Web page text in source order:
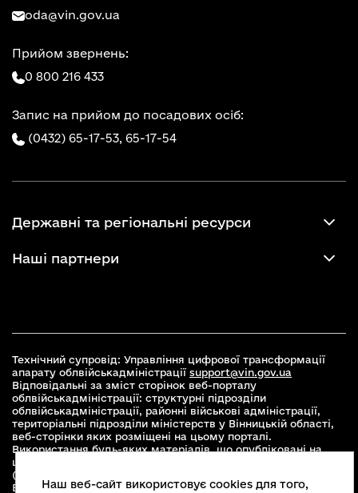
oda@vin.gov.ua
Прийом звернень:
0 800 216 433
Запис на прийом до посадових осіб:
(0432) 65-17-53, 65-17-54
Державні та регіональні ресурси
Наші партнери
Технічний супровід: Управління цифрової трансформації
апарату облвійськадміністрації support@vin.gov.ua
Відповідальні за зміст сторінок веб-порталу
облвійськадміністрації: структурні підрозділи
облвійськадміністрації, районні військові адміністрації,
територіальні підрозділи міністерств у Вінницькій області,
веб-сторінки яких розміщені на цьому порталі.
Використання будь-яких матеріалів, що опубліковані на
цьому сайті, дозволяється при умові зазначення посилання
(для інтернет-видань - гіперпосилання) на офіційний сайт
Вінницької облвійськадміністраціїwww.vin.gov.ua .
Наш веб-сайт використовує cookies для того,